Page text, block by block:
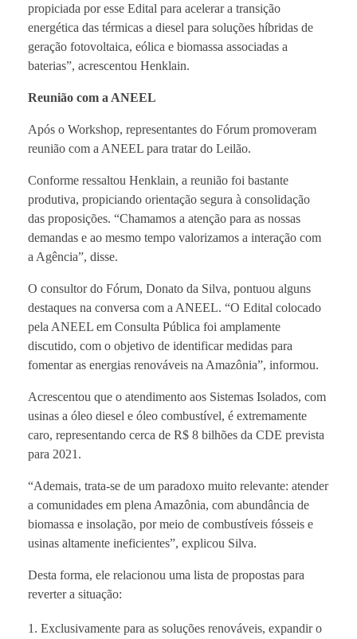
propiciada por esse Edital para acelerar a transição
energética das térmicas a diesel para soluções híbridas de
geração fotovoltaica, eólica e biomassa associadas a
baterias”, acrescentou Henklain.
Reunião com a ANEEL
Após o Workshop, representantes do Fórum promoveram
reunião com a ANEEL para tratar do Leilão.
Conforme ressaltou Henklain, a reunião foi bastante
produtiva, propiciando orientação segura à consolidação
das proposições. “Chamamos a atenção para as nossas
demandas e ao mesmo tempo valorizamos a interação com
a Agência”, disse.
O consultor do Fórum, Donato da Silva, pontuou alguns
destaques na conversa com a ANEEL. “O Edital colocado
pela ANEEL em Consulta Pública foi amplamente
discutido, com o objetivo de identificar medidas para
fomentar as energias renováveis na Amazônia”, informou.
Acrescentou que o atendimento aos Sistemas Isolados, com
usinas a óleo diesel e óleo combustível, é extremamente
caro, representando cerca de R$ 8 bilhões da CDE prevista
para 2021.
“Ademais, trata-se de um paradoxo muito relevante: atender
a comunidades em plena Amazônia, com abundância de
biomassa e insolação, por meio de combustíveis fósseis e
usinas altamente ineficientes”, explicou Silva.
Desta forma, ele relacionou uma lista de propostas para
reverter a situação:
Exclusivamente para as soluções renováveis, expandir o